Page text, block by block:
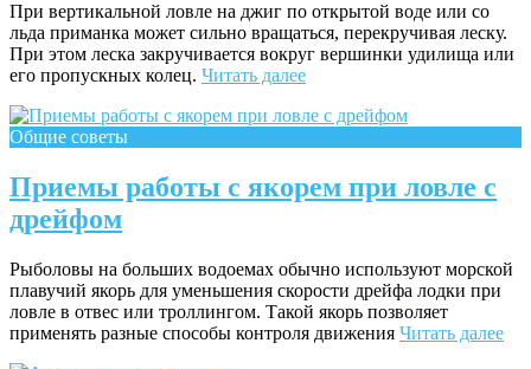
При вертикальной ловле на джиг по открытой воде или со
льда приманка может сильно вращаться, перекручи­вая леску.
При этом леска закручивается вокруг вершин­ки удилища или
его пропускных колец. Читать далее
Общие советы
Приемы работы с якорем при ловле с
дрейфом
Рыболовы на больших водоемах обычно используют морской
плавучий якорь для уменьшения скорости дрейфа лодки при
ловле в отвес или троллингом. Такой якорь позволяет
применять разные способы контроля движения Читать далее